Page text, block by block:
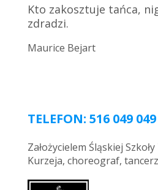
Kto zakosztuje tańca,
zdradzi.
Maurice Bejart
TELEFON: 516 049 049
Założycielem Śląskiej
Kurzeja, choreograf,